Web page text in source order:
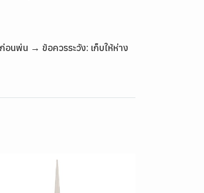
นพ่น → ข้อควรระวัง: เก็บให้ห่าง